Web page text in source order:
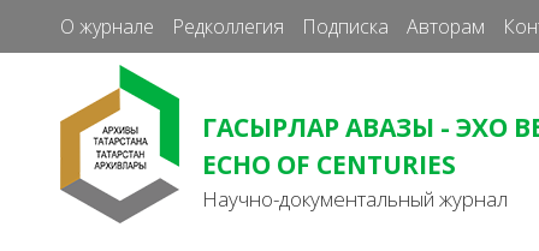
О журнале Редколлегия Подписка Авторам
ГАСЫРЛАР АВАЗЫ - ЭХО
ECHO OF CENTURIES
Научно-документальный журнал